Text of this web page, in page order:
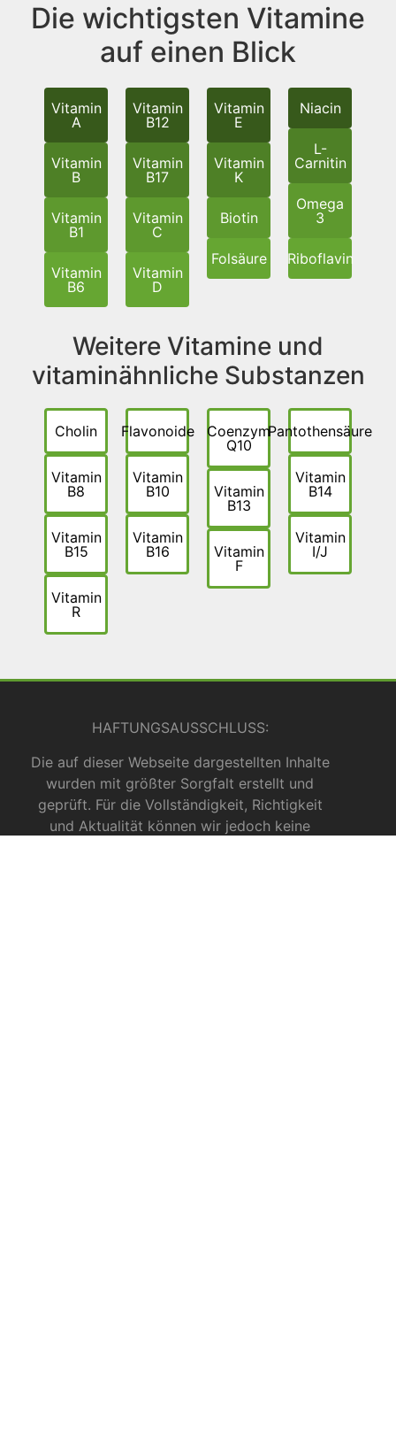
Die wichtigsten Vitamine
auf einen Blick
Vitamin
A
Vitamin
B
Vitamin
B1
Vitamin
B6
Vitamin
B12
Vitamin
B17
Vitamin
C
Vitamin
D
Vitamin
E
Vitamin
K
Biotin
Folsäure
Niacin
L-
Carnitin
Omega
3
Riboflavin
Weitere Vitamine und
vitaminähnliche Substanzen
Cholin
Vitamin
B8
Vitamin
B15
Vitamin
R
Flavonoide
Vitamin
B10
Vitamin
B16
Coenzym
Q10
Vitamin
B13
Vitamin
F
Pantothensäure
Vitamin
B14
Vitamin
I/J
HAFTUNGSAUSSCHLUSS:
Die auf dieser Webseite dargestellten Inhalte
wurden mit größter Sorgfalt erstellt und
geprüft. Für die Vollständigkeit, Richtigkeit
und Aktualität können wir jedoch keine